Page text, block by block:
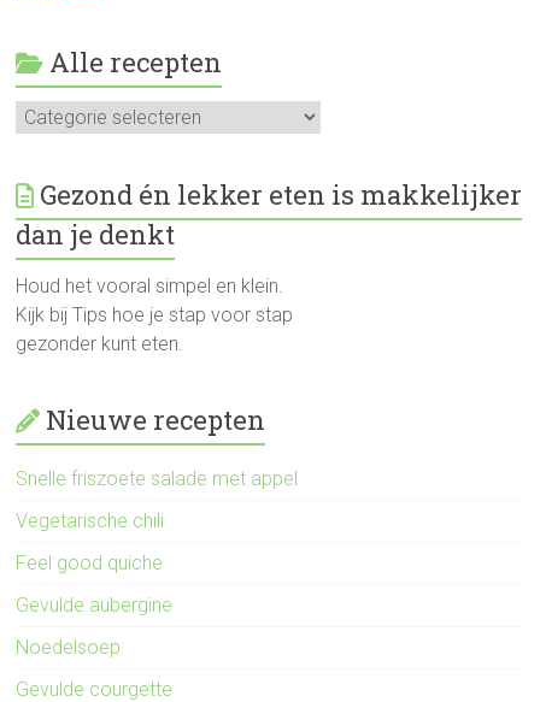
Alle recepten
Alle
recepten
Gezond én lekker eten is makkelijker
dan je denkt
Houd het vooral simpel en klein.
Kijk bij Tips hoe je stap voor stap
gezonder kunt eten.
Nieuwe recepten
Snelle friszoete salade met appel
Vegetarische chili
Feel good quiche
Gevulde aubergine
Noedelsoep
Gevulde courgette